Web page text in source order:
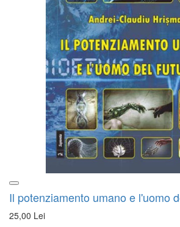
Il potenziamento umano e l'uomo
25,00 Lei